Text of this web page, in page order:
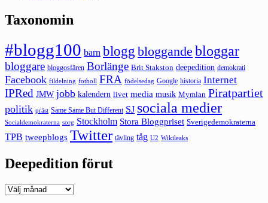
Taxonomin
#blogg100 barn blogg bloggande bloggar
bloggare bloggosfären Borlänge Brit Stakston deepedition demokrati
Facebook fildelning fotboll FRA födelsedag Google historia Internet
IPRed JMW jobb kalendern livet media musik Mymlan Piratpartiet
politik präst Same Same But Different SJ sociala medier
Socialdemokraterna sorg Stockholm Stora Bloggpriset Sverigedemokraterna
TPB tweepblogs Twitter tävling tåg U2 Wikileaks
Deepedition förut
Deepedition